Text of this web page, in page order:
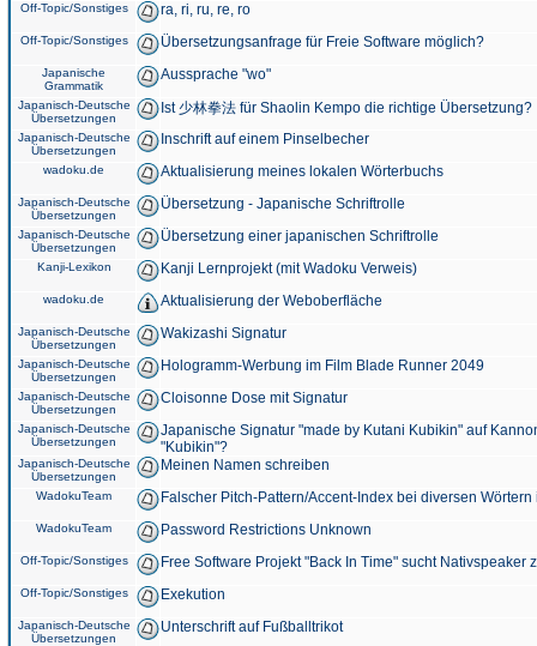
Off-Topic/Sonstiges ra, ri, ru, re, ro
Off-Topic/Sonstiges Übersetzungsanfrage für Freie Software möglich?
Japanische
Grammatik
Aussprache "wo"
Japanisch-Deutsche
Übersetzungen
Ist 少林拳法 für Shaolin Kempo die richtige Übersetzung?
Japanisch-Deutsche
Übersetzungen
Inschrift auf einem Pinselbecher
wadoku.de Aktualisierung meines lokalen Wörterbuchs
Japanisch-Deutsche
Übersetzungen
Übersetzung - Japanische Schriftrolle
Japanisch-Deutsche
Übersetzungen
Übersetzung einer japanischen Schriftrolle
Kanji-Lexikon Kanji Lernprojekt (mit Wadoku Verweis)
wadoku.de Aktualisierung der Weboberfläche
Japanisch-Deutsche
Übersetzungen
Wakizashi Signatur
Japanisch-Deutsche
Übersetzungen
Hologramm-Werbung im Film Blade Runner 2049
Japanisch-Deutsche
Übersetzungen
Cloisonne Dose mit Signatur
Japanisch-Deutsche
Übersetzungen
Japanische Signatur "made by Kutani Kubikin" auf
"Kubikin"?
Japanisch-Deutsche
Übersetzungen
Meinen Namen schreiben
WadokuTeam Falscher Pitch-Pattern/Accent-Index bei diversen
WadokuTeam Password Restrictions Unknown
Off-Topic/Sonstiges Free Software Projekt "Back In Time" sucht Nativspeaker
Off-Topic/Sonstiges Exekution
Japanisch-Deutsche
Übersetzungen
Unterschrift auf Fußballtrikot